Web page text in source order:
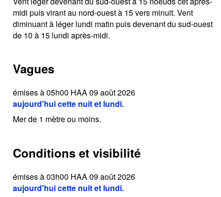
midi puis virant au nord-ouest à 15 vers minuit. Vent
diminuant à léger lundi matin puis devenant du sud-ouest
de 10 à 15 lundi après-midi.
Vagues
émises à 05h00 HAA 09 août 2026
aujourd'hui cette nuit et lundi.
Mer de 1 mètre ou moins.
Conditions et visibilité
émises à 03h00 HAA 09 août 2026
aujourd'hui cette nuit et lundi.